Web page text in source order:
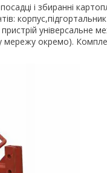
і збиранні
універсальне
мережу окремо).